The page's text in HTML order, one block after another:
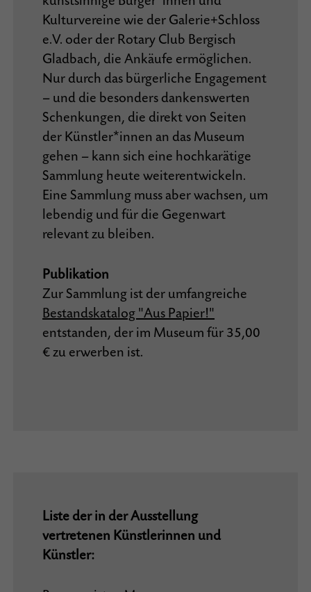
Kulturvereine wie der Galerie+Schloss
e.V. oder der Rotary Club Bergisch
Gladbach, die Ankäufe ermöglichen.
Nur durch das bürgerliche Engagement
– und die besonders dankenswerten
Schenkungen, die direkt von Seiten
der Künstler*innen an das Museum
gehen – kann sich eine hochkarätige
Sammlung heute weiterentwickeln.
Eine Sammlung muss aber wachsen, um
lebendig und für die Gegenwart
relevant zu bleiben.
Publikation
Zur Sammlung ist der umfangreiche
Bestandskatalog "Aus Papier!"
entstanden, der im Museum für 35,00
€ zu erwerben ist.
Liste der in der Ausstellung
vertretenen Künstlerinnen und
Künstler: